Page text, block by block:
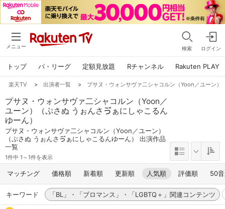
メニュー 検索 ログイン
トップ パ・リーグ 定額見放題 Rチャンネル Rakuten PLAY
楽天TV > 出演者一覧 > プサヌ・ウォンサヴァ二シャコルン（Yoon／ユーン
プサヌ・ウォンサヴァ二シャコルン（Yoon／
ユーン）（ぷさぬ うぉんさゔぁにしゃこるん
ゆーん）
プサヌ・ウォンサヴァ二シャコルン（Yoon／ユーン）
（ぷさぬ うぉんさゔぁにしゃこるんゆーん） 出演作品
一覧
1件中 1～1件を表示
マッチング 価格順 新着順 更新順 人気順 評価順 50
キーワード 「BL」・「ブロマンス」・「LGBTQ＋」関連コンテンツ